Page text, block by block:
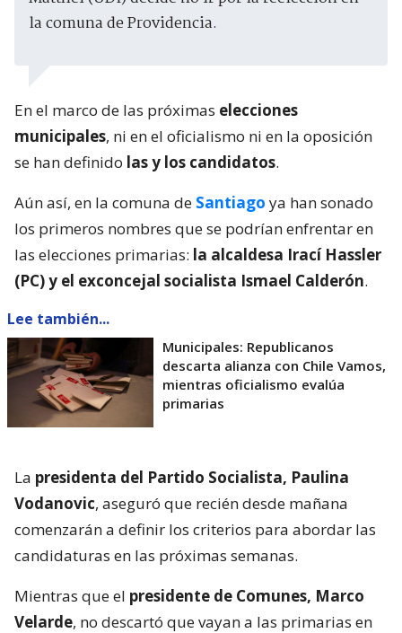
la comuna de Providencia.
En el marco de las próximas elecciones
municipales, ni en el oficialismo ni en la oposición
se han definido las y los candidatos.
Aún así, en la comuna de Santiago ya han sonado
los primeros nombres que se podrían enfrentar en
las elecciones primarias: la alcaldesa Irací Hassler
(PC) y el exconcejal socialista Ismael Calderón.
Lee también...
Municipales: Republicanos
descarta alianza con Chile Vamos,
mientras oficialismo evalúa
primarias
La presidenta del Partido Socialista, Paulina
Vodanovic, aseguró que recién desde mañana
comenzarán a definir los criterios para abordar las
candidaturas en las próximas semanas.
Mientras que el presidente de Comunes, Marco
Velarde, no descartó que vayan a las primarias en